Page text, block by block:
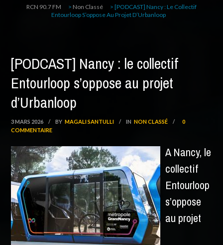
RCN 90.7 FM > Non Classé > [PODCAST] Nancy : Le Collectif
Entourloop S’oppose Au Projet D’Urbanloop
[PODCAST] Nancy : le collectif
Entourloop s’oppose au projet
d’Urbanloop
3 MARS 2026 / BY MAGALI SANTULLI / IN NON CLASSÉ /
0
COMMENTAIRE
A Nancy, le
collectif
Entourloop
s’oppose
au projet